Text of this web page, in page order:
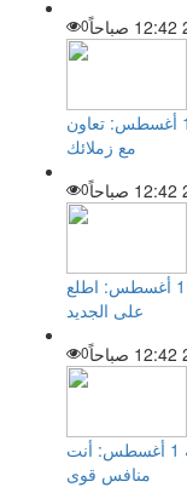
0
طالع الأبراج: برج الحمل.. حظك اليوم الجمعة 1 أغسطس: تعاون
مع زملائك
0
طالع الأبراج: برج القوس.. حظك اليوم الجمعة 1 أغسطس: اطلع
على الجديد
0
طالع الأبراج: برج العقرب.. حظك اليوم الجمعة 1 أغسطس: أنت
منافس قوى